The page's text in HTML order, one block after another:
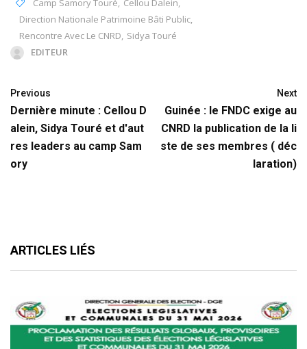
Camp Samory Touré, Cellou Dalein,
Direction Nationale Patrimoine Bâti Public,
Rencontre Avec Le CNRD, Sidya Touré
EDITEUR
Previous
Dernière minute : Cellou D
alein, Sidya Touré et d'aut
res leaders au camp Sam
ory
Next
Guinée : le FNDC exige au
CNRD la publication de la li
ste de ses membres ( déc
laration)
ARTICLES LIÉS